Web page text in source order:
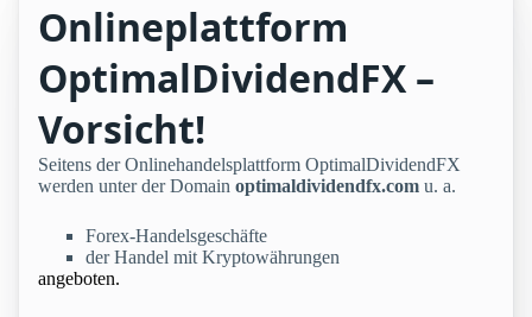
Onlineplattform
OptimalDividendFX –
Vorsicht!
Seitens der Onlinehandelsplattform OptimalDividendFX
werden unter der Domain optimaldividendfx.com u. a.
Forex-Handelsgeschäfte
der Handel mit Kryptowährungen
angeboten.